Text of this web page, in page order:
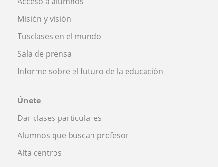
Misión y visión
Tusclases en el mundo
Sala de prensa
Informe sobre el futuro de la educación
Únete
Dar clases particulares
Alumnos que buscan profesor
Alta centros